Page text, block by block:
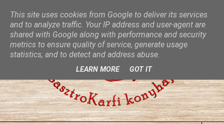
This site uses cookies from Google to deliver its services
and to analyze traffic. Your IP address and user-agent are
shared with Google along with performance and security
metrics to ensure quality of service, generate usage
statistics, and to detect and address abuse.
LEARN MORE GOT IT